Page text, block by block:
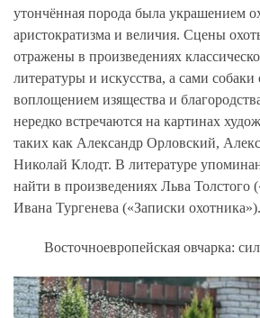
утончённая порода была украшением
аристократизма и величия. Сцены
отражены в произведениях
литературы и искусства, а сами
воплощением изящества и
нередко встречаются на картинах
таких как Александр Орловский,
Николай Клодт. В литературе
найти в произведениях Льва
Ивана Тургенева («Записки охотника»).
Восточноевропейская овчарка: